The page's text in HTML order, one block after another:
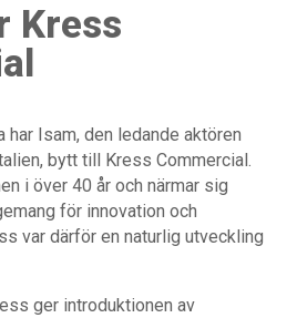
Kress
Isam, den ledande aktören
bytt till Kress Commercial.
i över 40 år och närmar sig
för innovation och
var därför en naturlig utveckling
ger introduktionen av